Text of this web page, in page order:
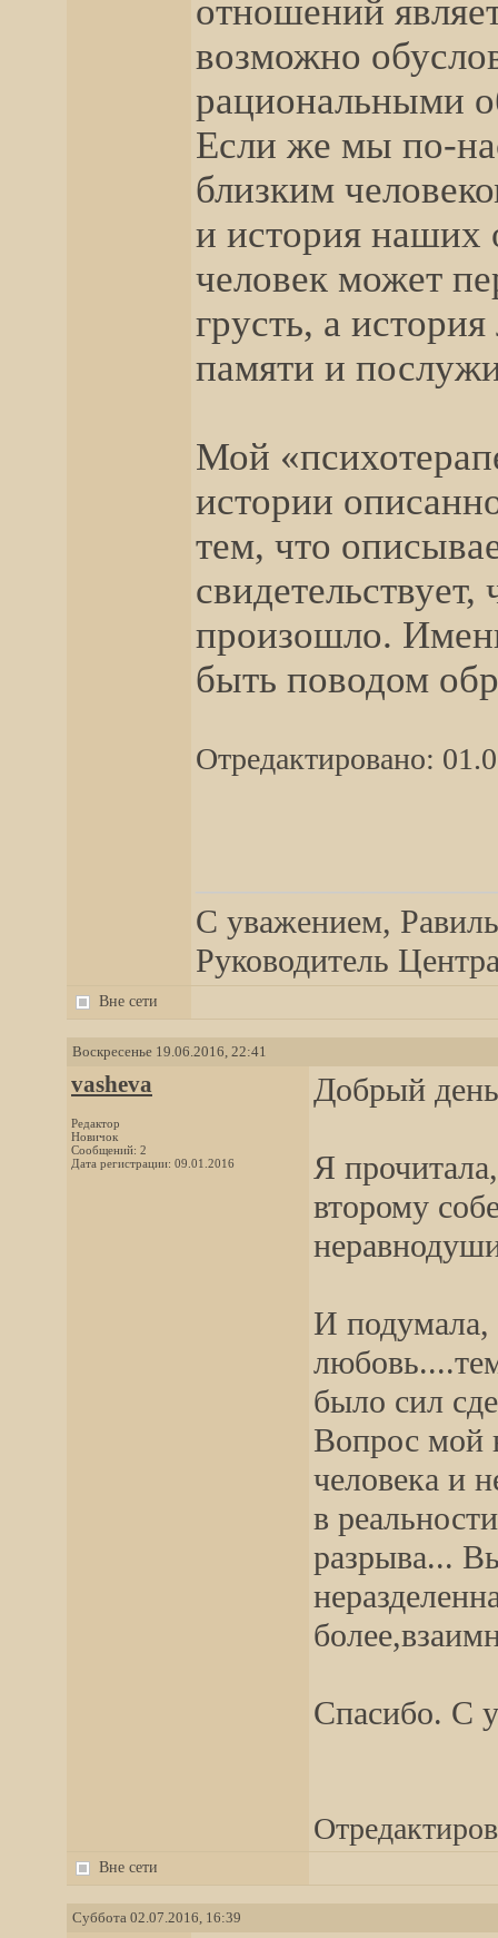
отношений
возможно
рациональными
Если же мы по-
близким
и история наших
человек может
грусть, а
памяти и
Мой
истории
тем, что
произошло.
быть поводом
Отредактировано:
С уважением,
Руководитель
Вне сети
Воскресенье 19.06.2016, 22:41
vasheva
Редактор
Новичок
Сообщений: 2
Дата регистрации: 09.01.2016
Добрый
Я
второму
И подумала,
было сил
Вопрос мой
человека и
в
разрыва...
Спасибо. С
Вне сети
Суббота 02.07.2016, 16:39